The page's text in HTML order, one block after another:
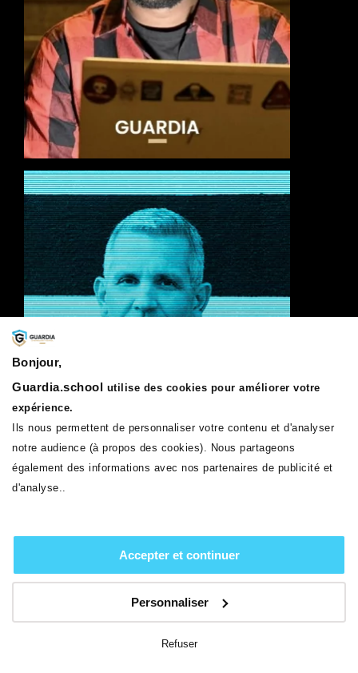
Bonjour,
Guardia.school utilise des cookies pour améliorer votre
expérience.
Ils nous permettent de personnaliser votre contenu et d'analyser
notre audience (à propos des cookies). Nous partageons
également des informations avec nos partenaires de publicité et
d'analyse..
Accepter et continuer
Personnaliser
Refuser
REMPLIR LE FORMULAIRE